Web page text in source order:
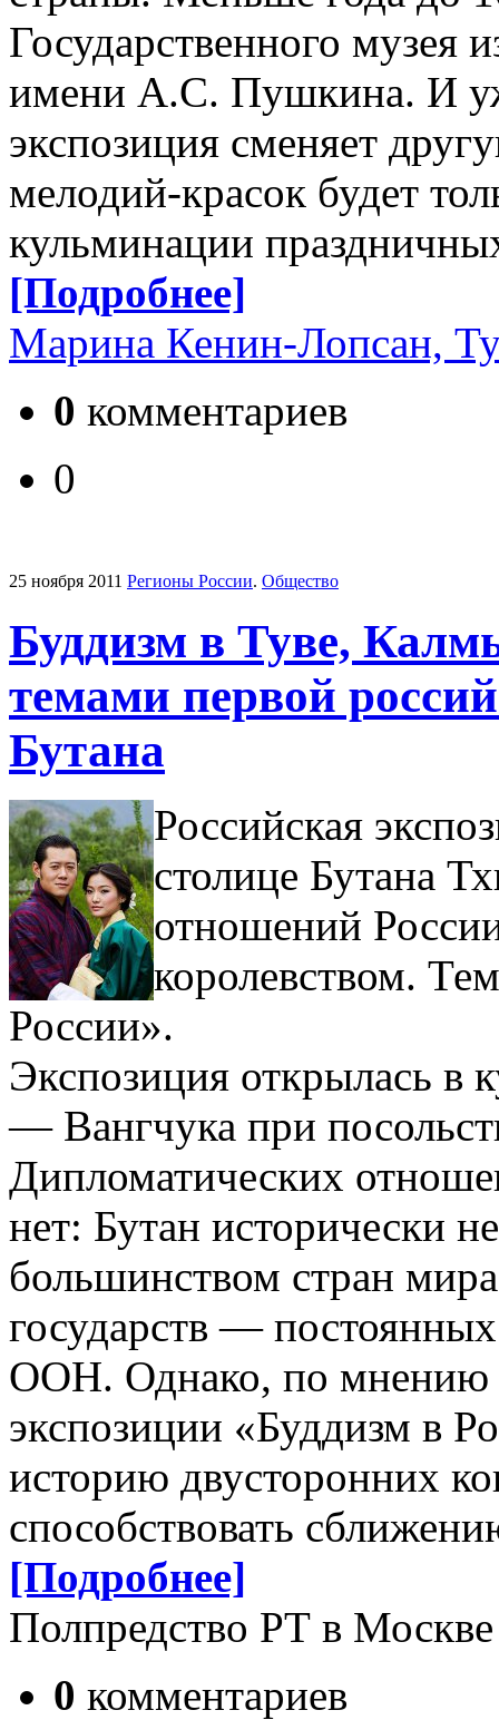
Государственного музея
имени А.С. Пушкина. И
экспозиция сменяет
мелодий-красок будет
кульминации
[Подробнее]
Марина Кенин-Лопсан,
0 комментариев
0
25 ноября 2011 Регионы России. Общество
Буддизм в Туве,
темами первой
Бутана
Российская
столице Бутана
отношений
королевством.
России».
Экспозиция открылась в
— Вангчука при
Дипломатических
нет: Бутан исторически
большинством стран
государств —
ООН. Однако, по мнению
экспозиции «Буддизм в
историю двусторонних
способствовать
[Подробнее]
Полпредство РТ в Москве
0 комментариев